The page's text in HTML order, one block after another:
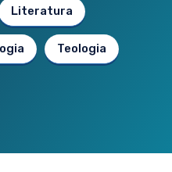
Literatura
Teologia